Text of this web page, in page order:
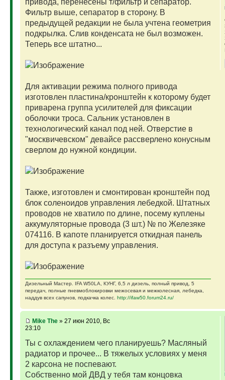
привода, перенесены т/фильтр и сепаратор.
Фильтр выше, сепаратор в сторону. В
предыдущей редакции не была учтена геометрия
подкрылка. Слив конденсата не был возможен.
Теперь все штатно...
Для активации режима полного привода
изготовлен пластина/кронштейн к которому будет
приварена группа усилителей для фиксации
оболочки троса. Сальник установлен в
технологический канал под ней. Отверстие в
"москвичевском" девайсе рассверлено конусным
сверлом до нужной кондиции.
Также, изготовлен и смонтирован кронштейн под
блок соленоидов управления лебедкой. Штатных
проводов не хватило по длине, посему куплены
аккумуляторные провода (3 шт.) № по Железяке
074116. В капоте планируется откидная панель
для доступа к разъему управления.
Дизельный Мастер. IFA W50LA, КУНГ, 6,5 л дизель, полный привод, 5
передач, полные пневмоблокировки межосевая и межколесная, лебедка,
наддув всех сапунов, подкачка колес. http://ifaw50.forum24.ru/
Mike The» 27 июн 2010, Вс
23:10
Ты с охлаждением чего планируешь? Масляный
радиатор и прочее... В тяжелых условиях у меня
2 карсона не поспевают.
Собственно мой ДВД у тебя там концовка